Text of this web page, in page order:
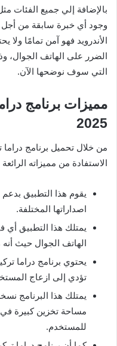
بالإضافة إلي جميع الفئات
وجود أي خبرة سابقة من
الأندرويد فهو آمن تمامًا
الضرر على الهاتف الجوال،
التي سوف نوضحها الآن.
مميزات برنامج
2025
الاستفادة من مميزاته
يقوم هذا التطبيق بدعم
اصداراتها المختلفة.
يمتلك هذا التطبيق
الهاتف الجوال حيث أنه
يحتوي برنامج دراما
تؤدي إلى ازعاج
يمتلك هذا البرنامج
مساحة تخزين كبيرة
للمستخدم.